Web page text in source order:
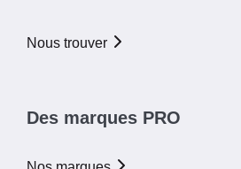
Nous trouver
Des marques PRO